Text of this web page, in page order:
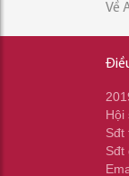
Về
Hội
Sđt
Sđt